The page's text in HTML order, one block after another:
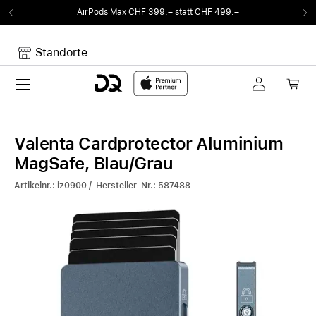
Max CHF 399.– statt CHF 499.– Von
Standorte
Toggle navigation
Valenta Cardprotector Aluminium
MagSafe, Blau/Grau
Artikelnr.: iz0900 / Hersteller-Nr.: 587488